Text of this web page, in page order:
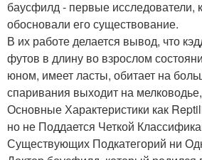
баусфилд - первые исследователи,
обосновали его существование.
В их работе делается вывод, что
футов в длину во взрослом
юном, имеет ласты, обитает на
спаривания выходит на
Основные Характеристики как
но не Поддается Четкой
Существующих Подкатегорий ни